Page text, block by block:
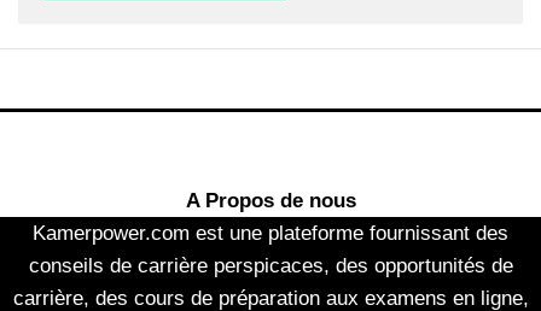
A Propos de nous
Kamerpower.com est une plateforme fournissant des
conseils de carrière perspicaces, des opportunités de
carrière, des cours de préparation aux examens en ligne,